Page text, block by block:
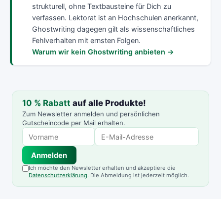
strukturell, ohne Textbausteine für Dich zu
verfassen. Lektorat ist an Hochschulen anerkannt,
Ghostwriting dagegen gilt als wissenschaftliches
Fehlverhalten mit ernsten Folgen.
Warum wir kein Ghostwriting anbieten →
10 % Rabatt auf alle Produkte!
Zum Newsletter anmelden und persönlichen
Gutscheincode per Mail erhalten.
Anmelden
Ich möchte den Newsletter erhalten und akzeptiere die
Datenschutzerklärung. Die Abmeldung ist jederzeit möglich.